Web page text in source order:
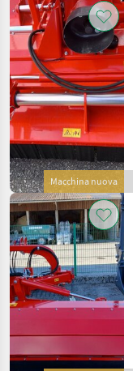
Macchina nuova